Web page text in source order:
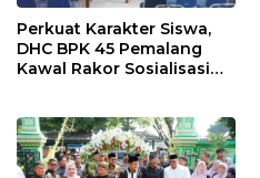
Perkuat Karakter Siswa,
DHC BPK 45 Pemalang
Kawal Rakor Sosialisasi